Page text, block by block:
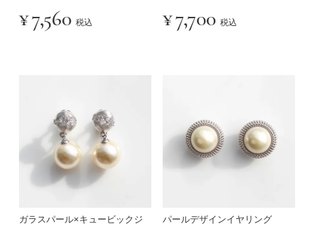
¥7,560 税込 ¥7,700 税込
ガラスパール×キュービックジ
パールデザインイヤリング